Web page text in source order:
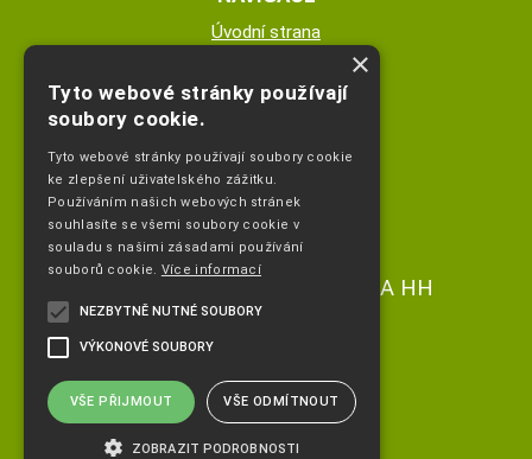
Úvodní strana
Nákupní košík
Obchodní podmínky
Odstoupeni od smlouvy
ESHOP PROVOZUJE
Ing. Hana Čejdíková POPLETA HH
+420 736773336
info@popletahh.cz
×
Tyto webové stránky používají
soubory cookie.
Tyto webové stránky používají soubory cookie
ke zlepšení uživatelského zážitku.
Používáním našich webových stránek
souhlasíte se všemi soubory cookie v
souladu s našimi zásadami používání
souborů cookie. Více informací
NEZBYTNĚ NUTNÉ SOUBORY
VÝKONOVÉ SOUBORY
VŠE PŘIJMOUT VŠE ODMÍTNOUT
ZOBRAZIT PODROBNOSTI